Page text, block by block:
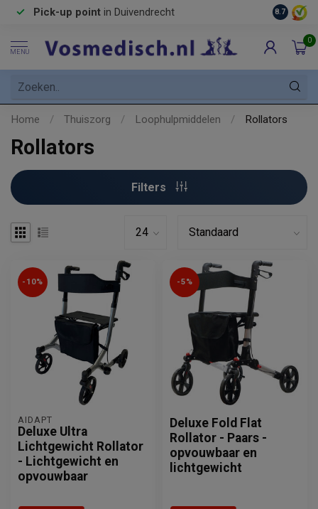
Pick-up point in Duivendrecht 8.7
MENU
0
Home / Thuiszorg / Loophulpmiddelen / Rollators
Rollators
Filters
-10%
AIDAPT
Deluxe Ultra
Lichtgewicht Rollator
- Lichtgewicht en
opvouwbaar
-5%
Deluxe Fold Flat
Rollator - Paars -
opvouwbaar en
lichtgewicht